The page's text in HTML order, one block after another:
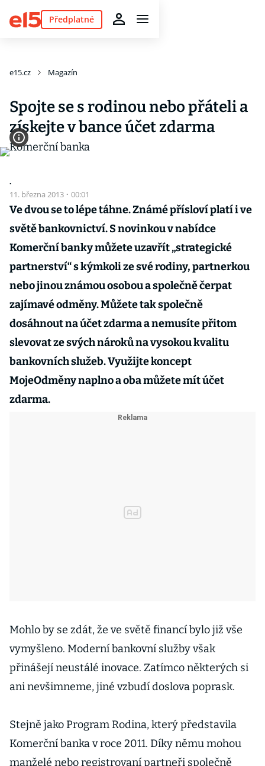
Předplatné
e15.cz Magazín
Spojte se s rodinou nebo přáteli a
získejte v bance účet zdarma
.
11. března 2013 · 00:01
Ve dvou se to lépe táhne. Známé přísloví platí i ve
světě bankovnictví. S novinkou v nabídce
Komerční banky můžete uzavřít „strategické
partnerství“ s kýmkoli ze své rodiny, partnerkou
nebo jinou známou osobou a společně čerpat
zajímavé odměny. Můžete tak společně
dosáhnout na účet zdarma a nemusíte přitom
slevovat ze svých nároků na vysokou kvalitu
bankovních služeb. Využijte koncept
MojeOdměny naplno a oba můžete mít účet
zdarma.
Mohlo by se zdát, že ve světě financí bylo již vše
vymyšleno. Moderní bankovní služby však
přinášejí neustálé inovace. Zatímco některých si
ani nevšimneme, jiné vzbudí doslova poprask.
Stejně jako Program Rodina, který představila
Komerční banka v roce 2011. Díky němu mohou
manželé nebo registrovaní partneři společně